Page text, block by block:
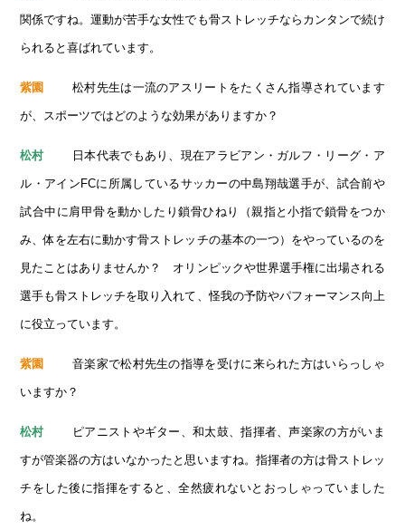
関係ですね。運動が苦手な女性でも骨ストレッチならカンタンで続け
られると喜ばれています。
紫園 松村先生は一流のアスリートをたくさん指導されています
が、スポーツではどのような効果がありますか？
松村 日本代表でもあり、現在アラビアン・ガルフ・リーグ・ア
ル・アインFCに所属しているサッカーの中島翔哉選手が、試合前や
試合中に肩甲骨を動かしたり鎖骨ひねり（親指と小指で鎖骨をつか
み、体を左右に動かす骨ストレッチの基本の一つ）をやっているのを
見たことはありませんか？ オリンピックや世界選手権に出場される
選手も骨ストレッチを取り入れて、怪我の予防やパフォーマンス向上
に役立っています。
紫園 音楽家で松村先生の指導を受けに来られた方はいらっしゃ
いますか？
松村 ピアニストやギター、和太鼓、指揮者、声楽家の方がいま
すが管楽器の方はいなかったと思いますね。指揮者の方は骨ストレッ
チをした後に指揮をすると、全然疲れないとおっしゃっていました
ね。